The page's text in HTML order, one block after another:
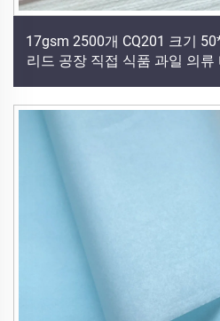
17gsm 2500개 CQ201 크기
리드 공장 직접 식품 과일 의